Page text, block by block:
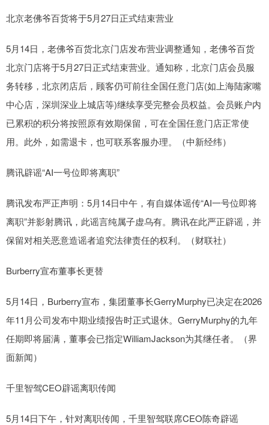
北京老佛爷百货将于5月27日正式结束营业
5月14日，老佛爷百货北京门店发布营业调整通知，老佛爷百货
北京门店将于5月27日正式结束营业。通知称，北京门店会员服
务转移，北京闭店后，顾客仍可前往全国任意门店(如上海陆家嘴
中心店，深圳深业上城店等)继续享受完整会员权益。会员账户内
已累积的积分将按照原有效期保留，可在全国任意门店正常使
用。此外，如需退卡，也可联系客服办理。（中新经纬）
腾讯辟谣“AI一号位即将离职”
腾讯发布严正声明：5月14日中午，有自媒体谣传“AI一号位即将
离职”并影射腾讯，此谣言纯属子虚乌有。腾讯在此严正辟谣，并
保留对相关恶意造谣者追究法律责任的权利。（财联社）
Burberry宣布董事长更替
5月14日，Burberry宣布，集团董事长GerryMurphy已决定在2026
年11月公司发布中期业绩报告时正式退休。GerryMurphy的九年
任期即将届满，董事会已指定WilliamJackson为其继任者。（界
面新闻）
千里智驾CEO辟谣离职传闻
5月14日下午，针对离职传闻，千里智驾联席CEO陈奇辟谣